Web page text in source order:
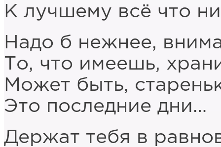
К лучшему всё что ни
Надо б нежнее,
То, что имеешь,
Может быть,
Это последние дни…
Держат тебя в